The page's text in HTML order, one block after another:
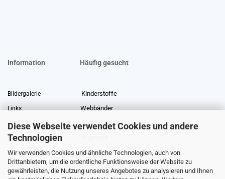
Diese Webseite verwendet Cookies und andere
Technologien
Wir verwenden Cookies und ähnliche Technologien, auch von
Drittanbietern, um die ordentliche Funktionsweise der Website zu
gewährleisten, die Nutzung unseres Angebotes zu analysieren und Ihnen
Information Häufig gesucht
Bildergalerie Kinderstoffe
Links Webbänder
Stoffe Lexikon Stoffreste
Über uns
Gewerberabatt Meterware
Stoffe auf Rechnung